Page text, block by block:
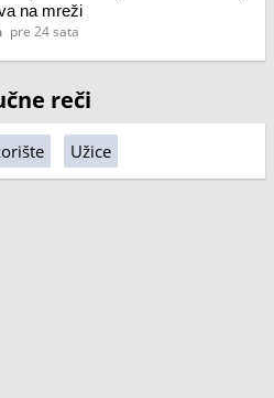
na mreži
pre 24 sata
reči
Užice